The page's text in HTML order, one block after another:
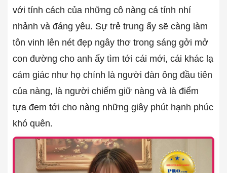
với tính cách của những cô nàng cá tính nhí
nhảnh và đáng yêu. Sự trẻ trung ấy sẽ càng làm
tôn vinh lên nét đẹp ngây thơ trong sáng gởi mở
con đường cho anh ấy tìm tới cái mới, cái khác lạ
cảm giác như họ chính là người đàn ông đầu tiên
của nàng, là người chiếm giữ nàng và là điểm
tựa đem tới cho nàng những giây phút hạnh phúc
khó quên.